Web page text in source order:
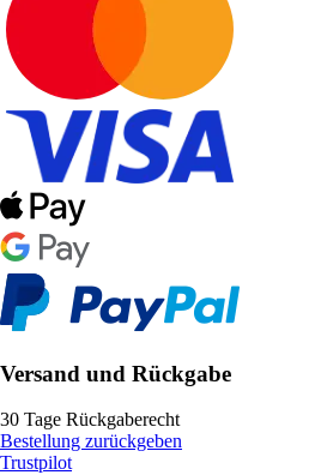
Versand und Rückgabe
30 Tage Rückgaberecht
Bestellung zurückgeben
Trustpilot